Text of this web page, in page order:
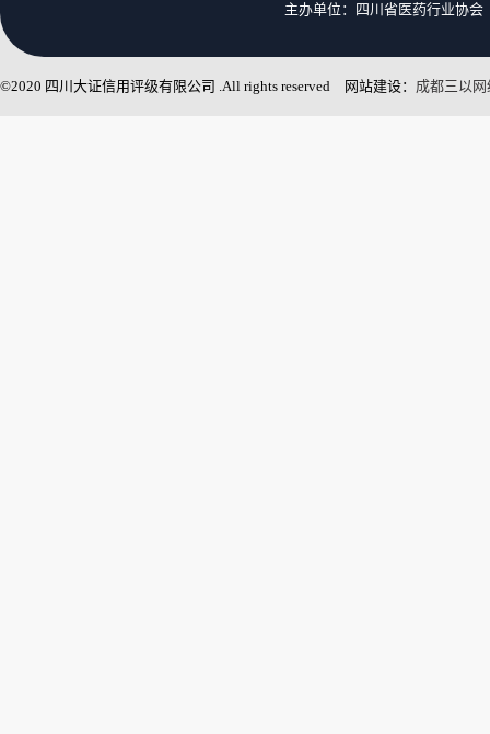
主办单位：四川省医药行业协
©2020 四川大证信用评级有限公司 .All rights reserved 网站建设： 成都三以网